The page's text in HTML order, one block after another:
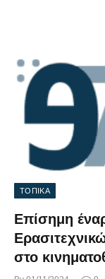
ΤΟΠΙΚΑ
Επίσημη
στο